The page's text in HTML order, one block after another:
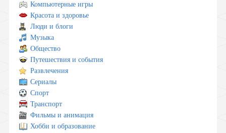
Компьютерные игры
Красота и здоровье
Люди и блоги
Музыка
Общество
Путешествия и события
Развлечения
Сериалы
Спорт
Транспорт
Фильмы и анимация
Хобби и образование